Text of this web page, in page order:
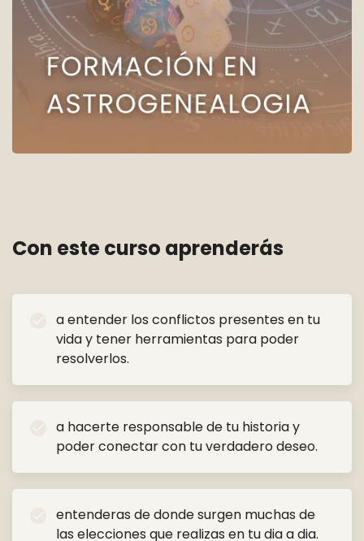
Con este curso aprenderás
a entender los conflictos presentes en tu
vida y tener herramientas para poder
resolverlos.
a hacerte responsable de tu historia y
poder conectar con tu verdadero deseo.
entenderas de donde surgen muchas de
las elecciones que realizas en tu dia a dia.